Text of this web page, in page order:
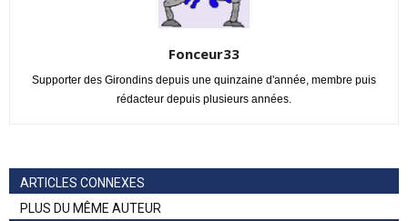
Fonceur33
Supporter des Girondins depuis une quinzaine d'année, membre puis
rédacteur depuis plusieurs années.
ARTICLES CONNEXES
PLUS DU MÊME AUTEUR